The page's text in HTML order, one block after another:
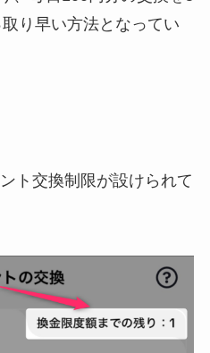
り早い方法となってい
ト交換制限が設けられて